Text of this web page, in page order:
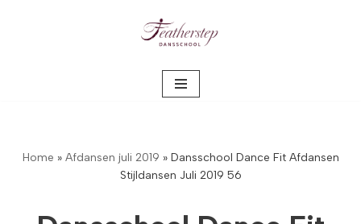
Home » Afdansen juli 2019 » Dansschool Dance Fit Afdansen
Stijldansen Juli 2019 56